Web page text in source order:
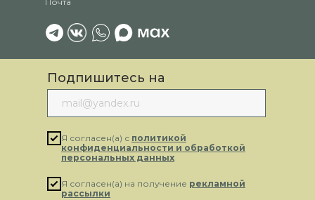
Подпишитесь на
рассылку
Я согласен(а) с политикой
конфиденциальности и обработкой
персональных данных
Я согласен(а) на получение рекламной
рассылки